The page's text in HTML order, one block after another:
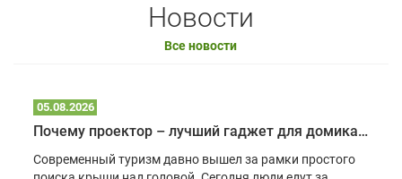
Новости
Все новости
05.08.2026
Почему проектор – лучший гаджет для домика в глэмпинге
Современный туризм давно вышел за рамки простого